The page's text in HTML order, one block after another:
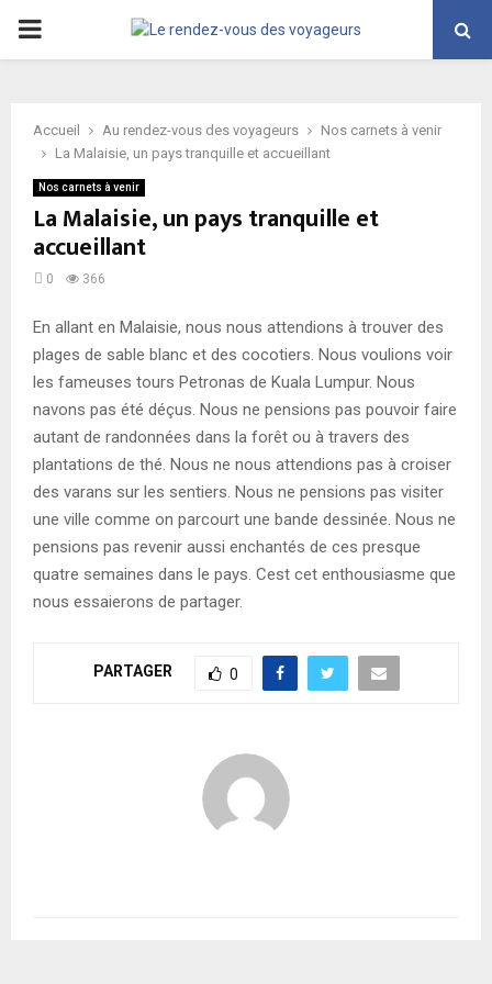
PRIMARY
Accueil Au rendez-vous des voyageurs
Nos carnets à venir
La Malaisie, un pays tranquille et accueillant
Nos carnets à venir
La Malaisie, un pays tranquille et
accueillant
0 366
En allant en Malaisie, nous nous attendions à trouver des
plages de sable blanc et des cocotiers. Nous voulions voir
les fameuses tours Petronas de Kuala Lumpur. Nous
navons pas été déçus. Nous ne pensions pas pouvoir faire
autant de randonnées dans la forêt ou à travers des
plantations de thé. Nous ne nous attendions pas à croiser
des varans sur les sentiers. Nous ne pensions pas visiter
une ville comme on parcourt une bande dessinée. Nous ne
pensions pas revenir aussi enchantés de ces presque
quatre semaines dans le pays. Cest cet enthousiasme que
nous essaierons de partager.
PARTAGER 0